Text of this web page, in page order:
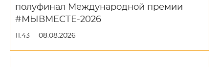
полуфинал Международной премии
#МЫВМЕСТЕ-2026
11:43 08.08.2026